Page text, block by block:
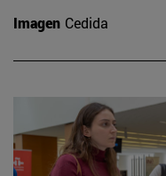
Imagen Cedida